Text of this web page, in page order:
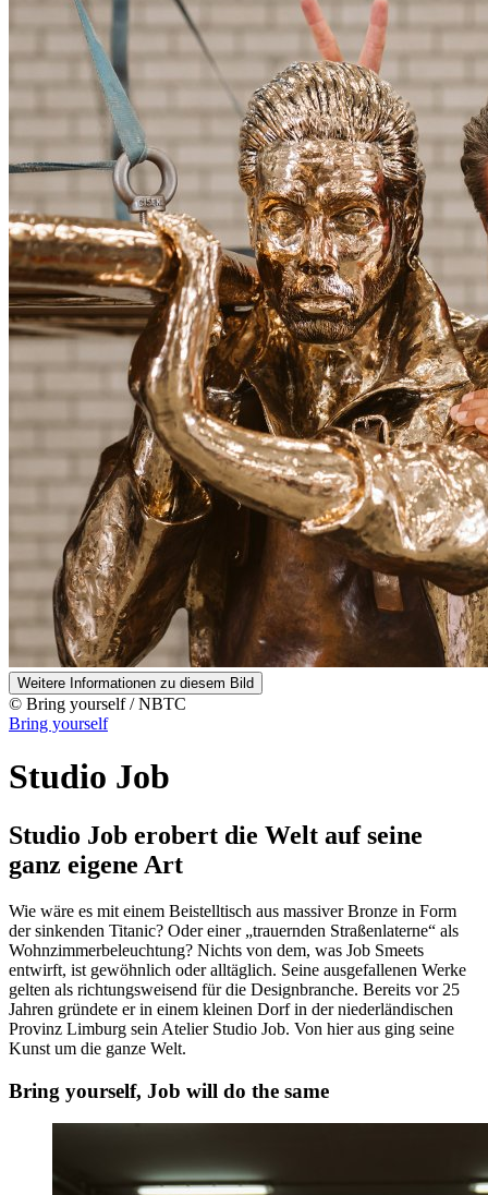
Weitere Informationen zu diesem Bild
© Bring yourself / NBTC
Bring yourself
Studio Job
Studio Job erobert die Welt auf seine
ganz eigene Art
Wie wäre es mit einem Beistelltisch aus massiver Bronze in Form
der sinkenden Titanic? Oder einer „trauernden Straßenlaterne“ als
Wohnzimmerbeleuchtung? Nichts von dem, was Job Smeets
entwirft, ist gewöhnlich oder alltäglich. Seine ausgefallenen Werke
gelten als richtungsweisend für die Designbranche. Bereits vor 25
Jahren gründete er in einem kleinen Dorf in der niederländischen
Provinz Limburg sein Atelier Studio Job. Von hier aus ging seine
Kunst um die ganze Welt.
Bring yourself, Job will do the same